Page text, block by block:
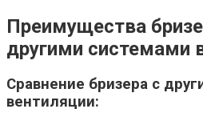
Преимущества
другими системами
Сравнение бризера с
вентиляции: